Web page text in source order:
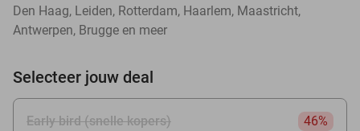
Den Haag, Leiden, Rotterdam, Haarlem, Maastricht,
Antwerpen, Brugge en meer
Selecteer jouw deal
Early bird (snelle kopers)
46%